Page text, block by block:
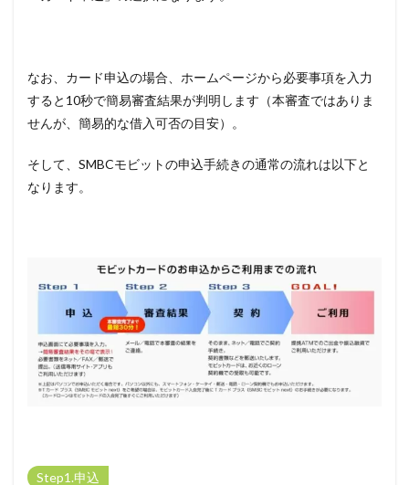
なお、カード申込の場合、ホームページから必要事項を入力
すると10秒で簡易審査結果が判明します（本審査ではありま
せんが、簡易的な借入可否の目安）。
そして、SMBCモビットの申込手続きの通常の流れは以下と
なります。
Step1.申込